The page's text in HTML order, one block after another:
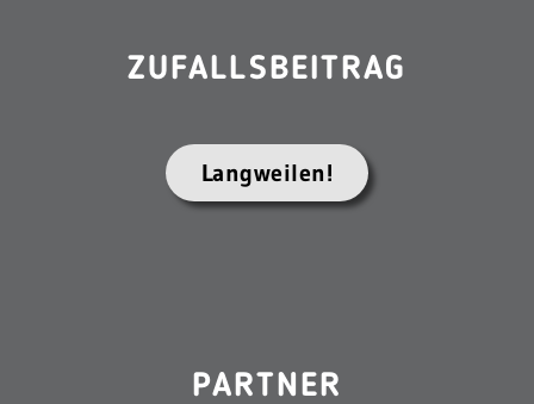
ZUFALLSBEITRAG
Langweilen!
PARTNER